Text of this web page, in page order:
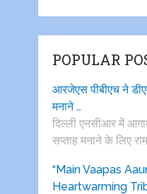
POPULAR
आरजेएस पीबीएच ने
मनाने …
दिल्ली एनसीआर में
सप्ताह मनाने के लिए
“Main Vaapas
Heartwarming